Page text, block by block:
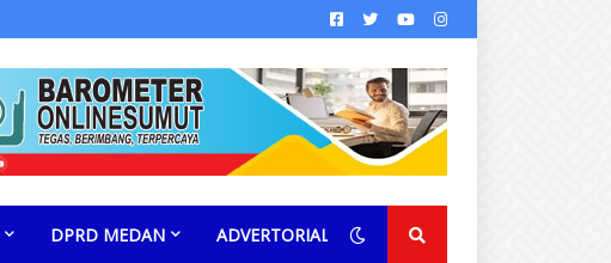
DPRD MEDAN ADVERTORIAL